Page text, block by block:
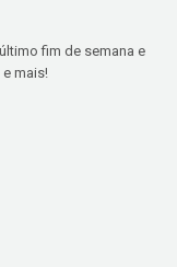
fim de semana e
mais!